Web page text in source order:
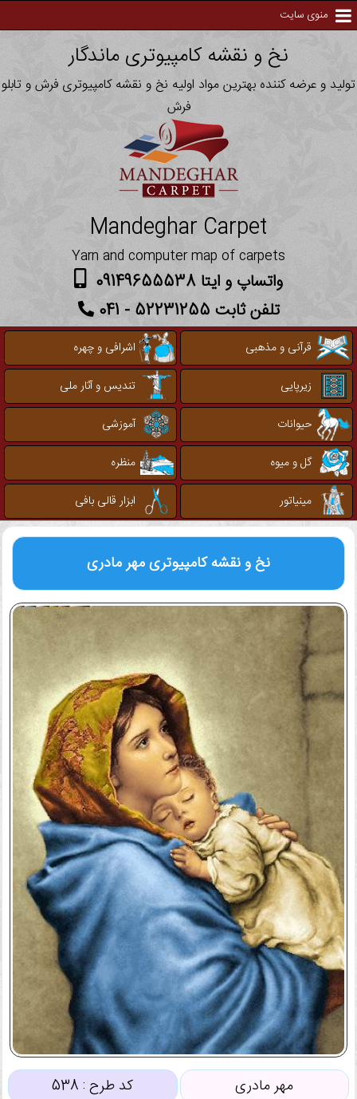
منوی سایت
نخ و نقشه کامپیوتری ماندگار
تولید و عرضه کننده بهترین مواد اولیه نخ و نقشه کامپیوتری فرش و تابلو
فرش
Mandeghar Carpet
Yarn and computer map of carpets
واتساپ و ایتا 09149655538
تلفن ثابت 52231255 - 041
قرآنی و مذهبی
اشرافی و چهره
زیرپایی
تندیس و آثار ملی
حیوانات
آموزشی
گل و میوه
منظره
مینیاتور
ابزار قالی بافی
نخ و نقشه کامپیوتریمهر مادری
مهر مادری کد طرح : 538